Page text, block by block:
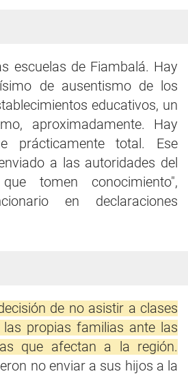
escuelas de Fiambalá. Hay
de ausentismo de los
educativos, un
aproximadamente. Hay
prácticamente total. Ese
a las autoridades del
tomen conocimiento",
en declaraciones
de no asistir a clases
propias familias ante las
que afectan a la región.
no enviar a sus hijos a la